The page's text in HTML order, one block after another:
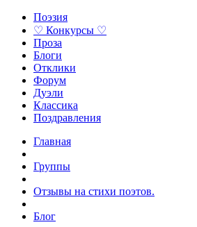
Поэзия
♡ Конкурсы ♡
Проза
Блоги
Отклики
Форум
Дуэли
Классика
Поздравления
Главная
Группы
Отзывы на стихи поэтов.
Блог